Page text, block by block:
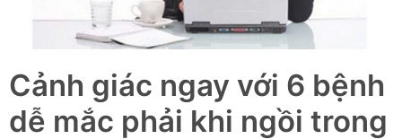
Cảnh giác ngay với 6 bệnh
dễ mắc phải khi ngồi trong